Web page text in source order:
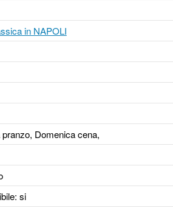
in NAPOLI
Domenica cena,
: si